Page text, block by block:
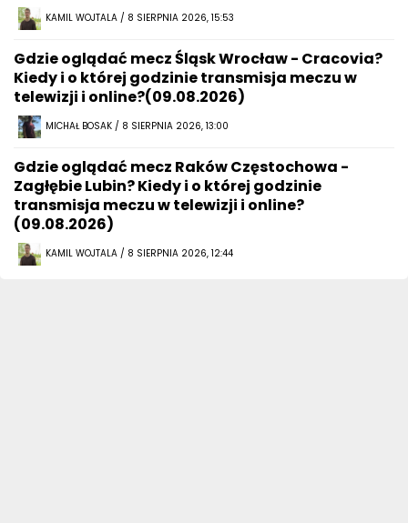
KAMIL WOJTALA / 8 SIERPNIA 2026, 15:53
Gdzie oglądać mecz Śląsk Wrocław - Cracovia?
Kiedy i o której godzinie transmisja meczu w
telewizji i online?(09.08.2026)
MICHAŁ BOSAK / 8 SIERPNIA 2026, 13:00
Gdzie oglądać mecz Raków Częstochowa -
Zagłębie Lubin? Kiedy i o której godzinie
transmisja meczu w telewizji i online?
(09.08.2026)
KAMIL WOJTALA / 8 SIERPNIA 2026, 12:44